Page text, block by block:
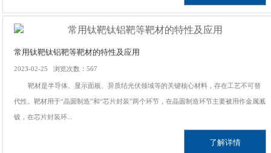
常用钛靶钛铝靶等靶材的特性及应用
2023-02-25 浏览次数：567
靶材是半导体、显示面板、异质结光伏领域等的关键核心材料，存在工艺不可替
代性。靶材用于“晶圆制造”和“芯片封装”两个环节，在晶圆制造环节主要被用作金属溅
镀，在芯片封装环...
了解详情